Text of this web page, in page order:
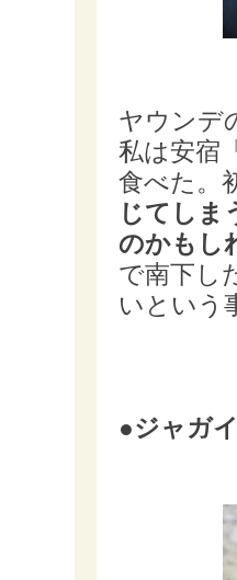
ヤウンデ
私は安宿
食べた。
じてしま
のかもし
で南下し
いという
●ジャガ